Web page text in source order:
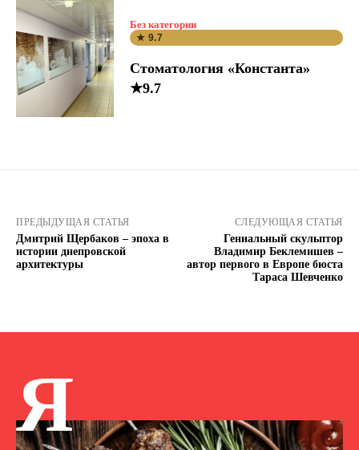
Без категории
★ 9.7
Стоматология «Константа»
★9.7
ПРЕДЫДУЩАЯ СТАТЬЯ
Дмитрий Щербаков – эпоха в
истории днепровской
архитектуры
СЛЕДУЮЩАЯ СТАТЬЯ
Гениальный скульптор
Владимир Беклемишев –
автор первого в Европе бюста
Тараса Шевченко
Я